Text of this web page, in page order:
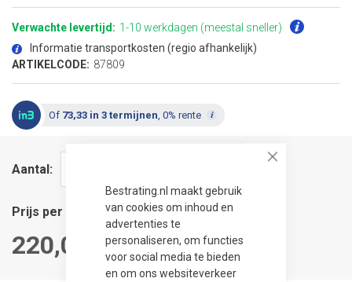
Bestrating.nl maakt gebruik
van cookies om inhoud en
advertenties te
personaliseren, om functies
voor social media te bieden
en om ons websiteverkeer
naar
begin
de
afbeeldingen-
Verwachte levertijd: 1-10 werkdagen (meestal sneller)
Informatie transportkosten (regio afhankelijk)
ARTIKELCODE: 87809
Of 73,33 in 3 termijnen, 0% rente
Aantal
Prijs per stuk
220,00